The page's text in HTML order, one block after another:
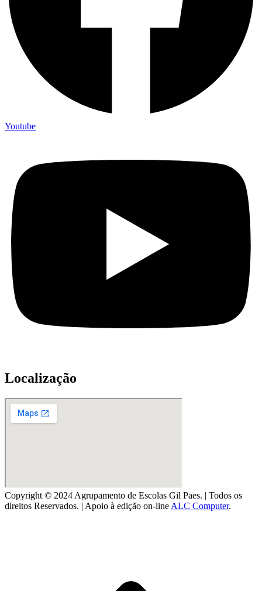
Youtube
Localização
Copyright © 2024 Agrupamento de Escolas Gil Paes. | Todos os
direitos Reservados. | Apoio à edição on-line ALC Computer.